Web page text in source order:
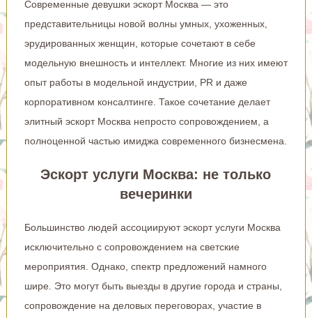
Современные девушки эскорт Москва — это
представительницы новой волны умных, ухоженных,
эрудированных женщин, которые сочетают в себе
модельную внешность и интеллект. Многие из них имеют
опыт работы в модельной индустрии, PR и даже
корпоративном консалтинге. Такое сочетание делает
элитный эскорт Москва непросто сопровождением, а
полноценной частью имиджа современного бизнесмена.
Эскорт услуги Москва: не только
вечеринки
Большинство людей ассоциируют эскорт услуги Москва
исключительно с сопровождением на светские
мероприятия. Однако, спектр предложений намного
шире. Это могут быть выезды в другие города и страны,
сопровождение на деловых переговорах, участие в